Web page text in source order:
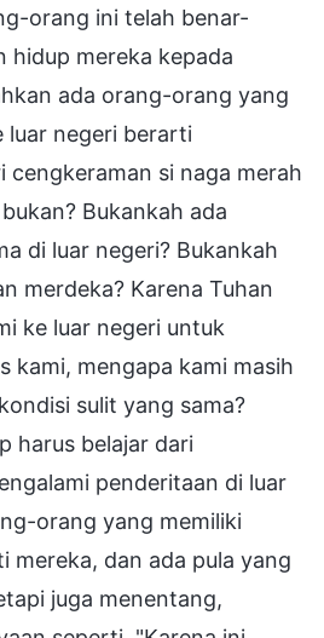
orang ini telah benar-
hidup mereka kepada
ada orang-orang yang
luar negeri berarti
cengkeraman si naga merah
Bukankah ada
di luar negeri? Bukankah
merdeka? Karena Tuhan
ke luar negeri untuk
kami, mengapa kami masih
sulit yang sama?
harus belajar dari
penderitaan di luar
orang yang memiliki
mereka, dan ada pula yang
juga menentang,